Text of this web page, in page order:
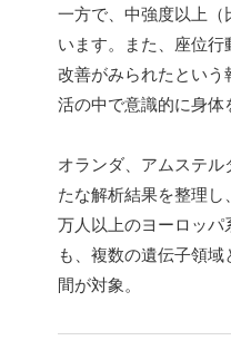
一方で、中強度以上
います。また、座位
改善がみられたとい
活の中で意識的に身体
オランダ、アムステ
たな解析結果を整理
万人以上のヨーロッ
も、複数の遺伝子領
間が対象。